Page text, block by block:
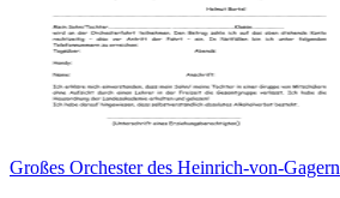
Großes Orchester des Heinrich-von-Gagern